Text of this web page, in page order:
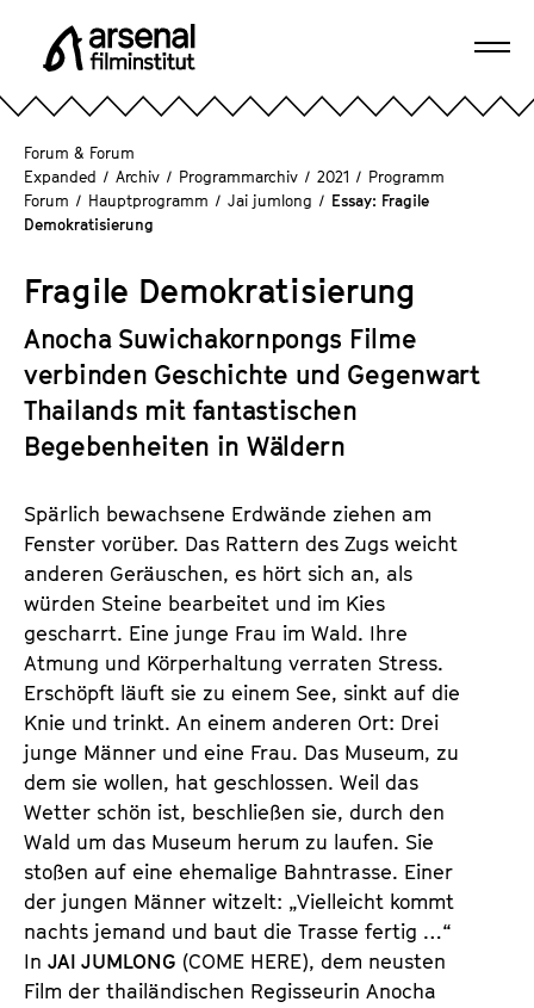
e r
s
e
n
a
F
l
m
n
t
i
e
.
V
.
Forum & Forum
Expanded / Archiv / Programmarchiv / 2021 / Programm
Forum / Hauptprogramm / Jai jumlong / Essay: Fragile
Demokratisierung
Fragile Demokratisierung
Anocha Suwichakornpongs Filme
verbinden Geschichte und Gegenwart
Thailands mit fantastischen
Begebenheiten in Wäldern
Spärlich bewachsene Erdwände ziehen am
Fenster vorüber. Das Rattern des Zugs weicht
anderen Geräuschen, es hört sich an, als
würden Steine bearbeitet und im Kies
gescharrt. Eine junge Frau im Wald. Ihre
Atmung und Körperhaltung verraten Stress.
Erschöpft läuft sie zu einem See, sinkt auf die
Knie und trinkt. An einem anderen Ort: Drei
junge Männer und eine Frau. Das Museum, zu
dem sie wollen, hat geschlossen. Weil das
Wetter schön ist, beschließen sie, durch den
Wald um das Museum herum zu laufen. Sie
stoßen auf eine ehemalige Bahntrasse. Einer
der jungen Männer witzelt: „Vielleicht kommt
nachts jemand und baut die Trasse fertig …“
In JAI JUMLONG (COME HERE), dem neusten
Film der thailändischen Regisseurin Anocha